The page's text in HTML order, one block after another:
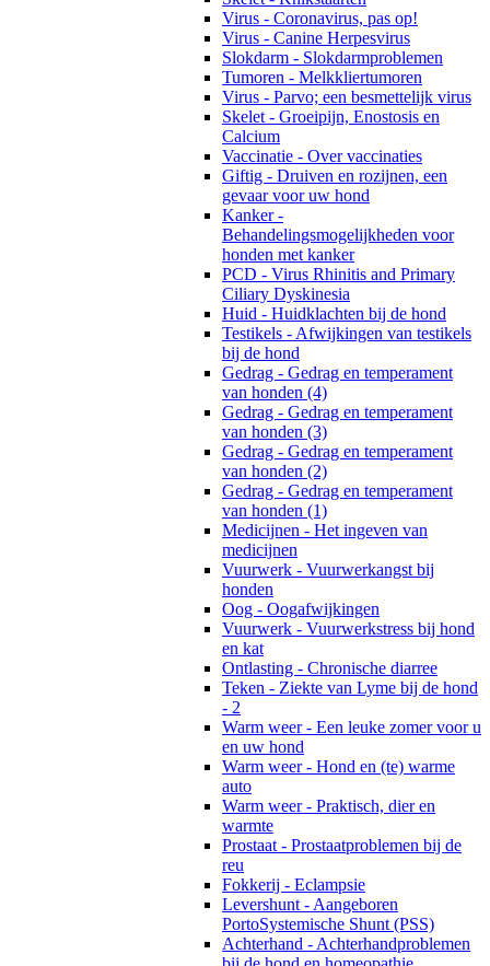
Virus - Coronavirus, pas op!
Virus - Canine Herpesvirus
Slokdarm - Slokdarmproblemen
Tumoren - Melkkliertumoren
Virus - Parvo; een besmettelijk virus
Skelet - Groeipijn, Enostosis en
Calcium
Vaccinatie - Over vaccinaties
Giftig - Druiven en rozijnen, een
gevaar voor uw hond
Kanker -
Behandelingsmogelijkheden voor
honden met kanker
PCD - Virus Rhinitis and Primary
Ciliary Dyskinesia
Huid - Huidklachten bij de hond
Testikels - Afwijkingen van testikels
bij de hond
Gedrag - Gedrag en temperament
van honden (4)
Gedrag - Gedrag en temperament
van honden (3)
Gedrag - Gedrag en temperament
van honden (2)
Gedrag - Gedrag en temperament
van honden (1)
Medicijnen - Het ingeven van
medicijnen
Vuurwerk - Vuurwerkangst bij
honden
Oog - Oogafwijkingen
Vuurwerk - Vuurwerkstress bij hond
en kat
Ontlasting - Chronische diarree
Teken - Ziekte van Lyme bij de hond
- 2
Warm weer - Een leuke zomer voor u
en uw hond
Warm weer - Hond en (te) warme
auto
Warm weer - Praktisch, dier en
warmte
Prostaat - Prostaatproblemen bij de
reu
Fokkerij - Eclampsie
Levershunt - Aangeboren
PortoSystemische Shunt (PSS)
Achterhand - Achterhandproblemen